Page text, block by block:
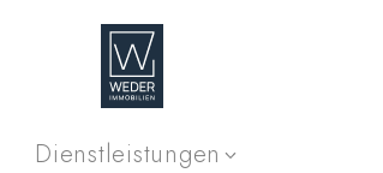
Dienstleistungen